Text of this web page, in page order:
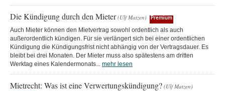
Die Kündigung durch den Mieter (Ulf Matzen) Premium
Auch Mieter können den Mietvertrag sowohl ordentlich als auch
außerordentlich kündigen. Für sie verlängert sich bei einer ordentlichen
Kündigung die Kündigungsfrist nicht abhängig von der Vertragsdauer. Es
bleibt bei drei Monaten. Der Mieter muss also spätestens am dritten
Werktag eines Kalendermonats... mehr lesen
Mietrecht: Was ist eine Verwertungskündigung? (Ulf Matzen)